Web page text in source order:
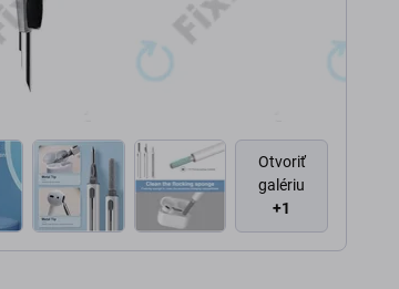
Otvoriť
galériu
+1